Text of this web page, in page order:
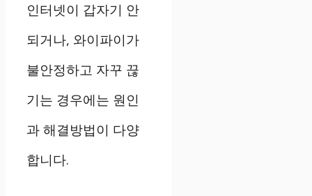
인터넷이 갑자기 안
되거나, 와이파이가
불안정하고 자꾸 끊
기는 경우에는 원인
과 해결방법이 다양
합니다.